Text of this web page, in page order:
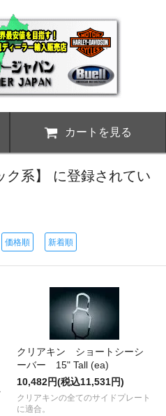
カートを見る
ク系】 に登録されてい
価格順 新着順
クリアキン ショートシーシ
ーバー 15" Tall (ea)
10,482円(税込11,531円)
クリアキンの全てのサイドプレート
に適合。